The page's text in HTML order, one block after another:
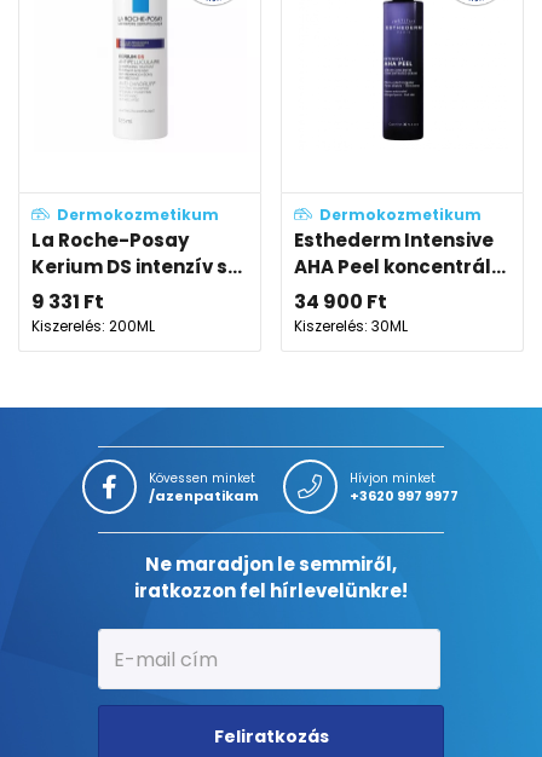
Dermokozmetikum
La Roche-Posay
Kerium DS intenzív s...
9 331 Ft
Kiszerelés: 200ML
Dermokozmetikum
Esthederm Intensive
AHA Peel koncentrál...
34 900 Ft
Kiszerelés: 30ML
Kövessen minket
/azenpatikam
Hívjon minket
+3620 997 9977
Ne maradjon le semmiről,
iratkozzon fel hírlevelünkre!
Feliratkozás